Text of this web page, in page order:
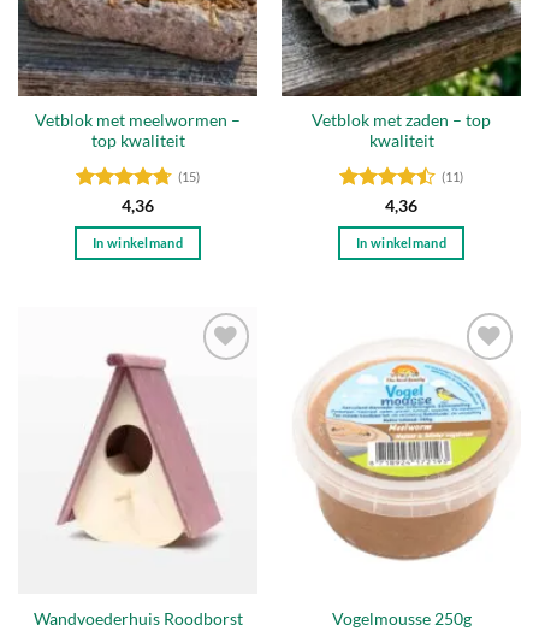
Vetblok met meelwormen –
top kwaliteit
Gewaardeerd
4.67uit 5
(15)
4,36
In winkelmand
Vetblok met zaden – top
kwaliteit
Gewaardeerd
4.45uit 5
(11)
4,36
In winkelmand
Toevoegen
verlanglijst
Wandvoederhuis Roodborst
Toevoegen
aan
verlanglijst
Vogelmousse 250g